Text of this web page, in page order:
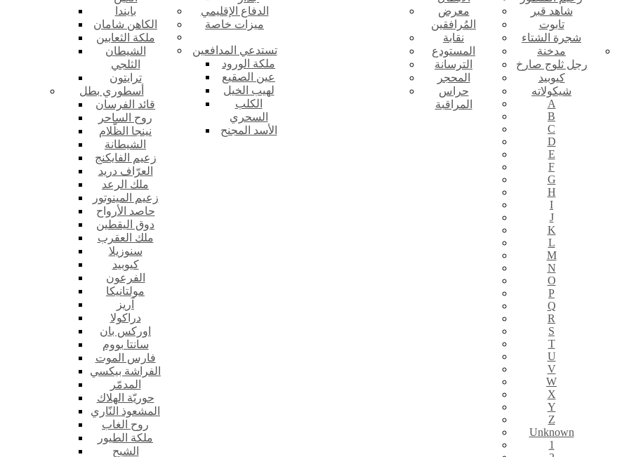
بايندا
الكاهن شامان
ملكة الثعابين
الشيطان
الثلجي
ترايتون
أسطوري بطل
قائد الفرسان
روح الساحر
نينجا الظّلام
الشيطانة
زعيم الفايكنج
العرّاف دريد
ملك الرعد
زعيم المينوتور
حاصد الأرواح
دوق اليقطين
ملك العقرب
سنوزيلا
كيوبيد
الفرعون
مولتانيكا
آريز
دراكولا
اوركس بان
سانتا بووم
فارس الموت
الفراشة بيكسي
المدمّر
حوريّة الهلاك
المشعوذ النّاري
روح الغاب
ملكة الطيور
الشبح
الدفاع الإقليمي
ميزات خاصة
تستدعي المدافعين
ملكة الورود
عين الصقيع
لهيب الخيل
الكلب
السحري
الأسد المجنح
معرض
المُرافقين
نقابة
المستودع
الترسانة
المحجر
حراس
المراقبة
شاهد قبر
تابوت
شجرة الشتاء
مدخنة
رجل ثلوج صارخ
كيوبيد
شيكولاته
A
B
C
D
E
F
G
H
I
J
K
L
M
N
O
P
Q
R
S
T
U
V
W
X
Y
Z
Unknown
1